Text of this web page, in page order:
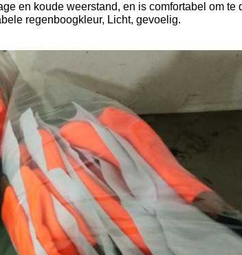
en koude weerstand, en is comfortabel om
regenboogkleur, Licht, gevoelig.